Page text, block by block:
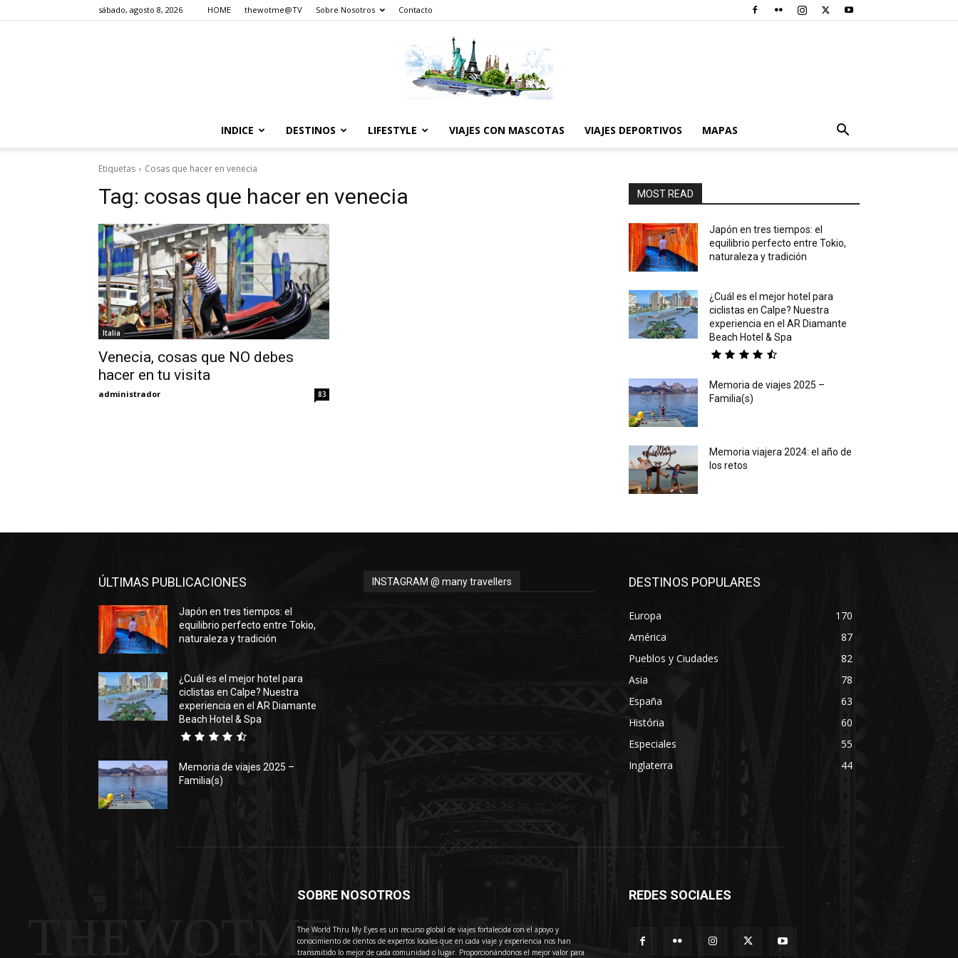
sábado, agosto 8, 2026 HOME thewotme@TV Sobre Nosotros Contacto
INDICE DESTINOS LIFESTYLE VIAJES CON MASCOTAS VIAJES DEPORTIVOS MAPAS
Etiquetas Cosas que hacer en venecia
Tag: cosas que hacer en venecia
Italia
Venecia, cosas que NO debes
hacer en tu visita
administrador 83
MOST READ
Japón en tres tiempos: el
equilibrio perfecto entre Tokio,
naturaleza y tradición
¿Cuál es el mejor hotel para
ciclistas en Calpe? Nuestra
experiencia en el AR Diamante
Beach Hotel & Spa
Memoria de viajes 2025 –
Familia(s)
Memoria viajera 2024: el año de
los retos
ÚLTIMAS PUBLICACIONES
Japón en tres tiempos: el
equilibrio perfecto entre Tokio,
naturaleza y tradición
¿Cuál es el mejor hotel para
ciclistas en Calpe? Nuestra
experiencia en el AR Diamante
Beach Hotel & Spa
Memoria de viajes 2025 –
Familia(s)
INSTAGRAM @ many travellers DESTINOS POPULARES
Europa
170
América
87
Pueblos y Ciudades
82
Asia
78
España
63
História
60
Especiales
55
Inglaterra
44
THEWOTME
SOBRE NOSOTROS
The World Thru My Eyes es un recurso global de viajes fortalecida con el apoyo y
conocimiento de cientos de expertos locales que en cada viaje y experiencia nos han
transmitido lo mejor de cada comunidad o lugar. Proporcionándonos el mejor valor para
REDES SOCIALES